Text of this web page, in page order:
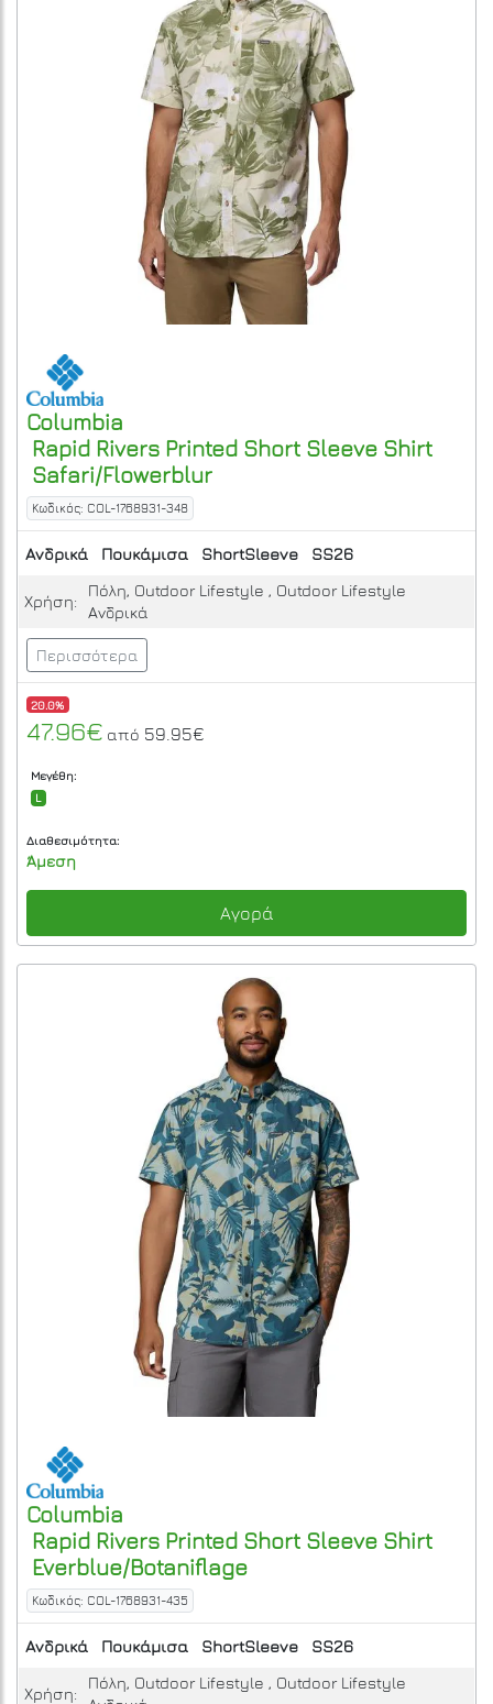
Columbia
Rapid Rivers Printed Short Sleeve Shirt
Safari/Flowerblur
Κωδικός: COL-1768931-348
Ανδρικά Πουκάμισα ShortSleeve SS26
Χρήση:
Πόλη, Outdoor Lifestyle , Outdoor Lifestyle
Ανδρικά
Περισσότερα
20.0%
47.96€ από 59.95€
Μεγέθη:
L
Διαθεσιμότητα:
Άμεση
Αγορά
Columbia
Rapid Rivers Printed Short Sleeve Shirt
Everblue/Botaniflage
Κωδικός: COL-1768931-435
Ανδρικά Πουκάμισα ShortSleeve SS26
Χρήση:
Πόλη, Outdoor Lifestyle , Outdoor Lifestyle